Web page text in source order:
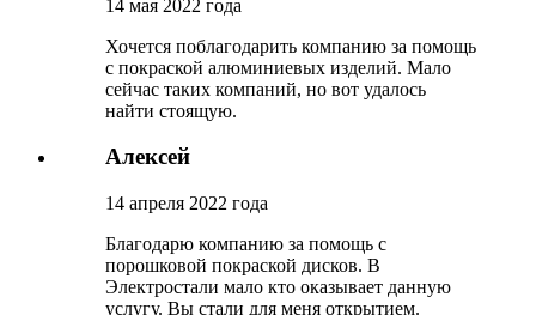
14 мая 2022 года
Хочется поблагодарить компанию за помощь
с покраской алюминиевых изделий. Мало
сейчас таких компаний, но вот удалось
найти стоящую.
Алексей
14 апреля 2022 года
Благодарю компанию за помощь с
порошковой покраской дисков. В
Электростали мало кто оказывает данную
услугу. Вы стали для меня открытием.